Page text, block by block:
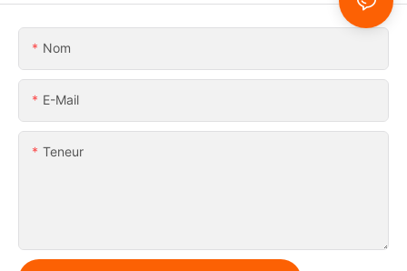
Nom
E-Mail
Teneur